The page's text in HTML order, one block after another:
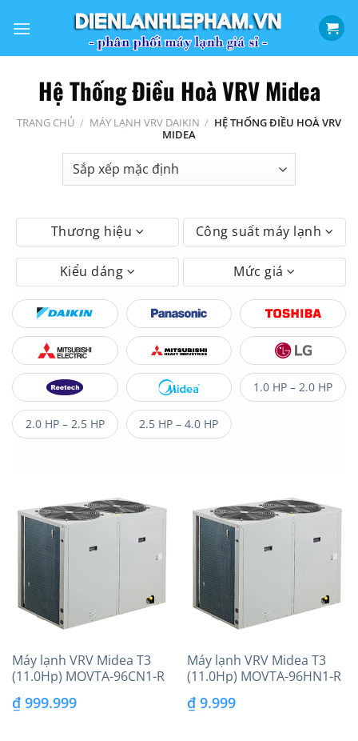
qua
Hệ Thống Điều Hoà VRV Midea
TRANG CHỦ / MÁY LẠNH VRV DAIKIN / HỆ THỐNG ĐIỀU HOÀ VRV
MIDEA
Thương hiệu Công suất máy lạnh
Kiểu dáng Mức giá
1.0 HP – 2.0 HP
2.0 HP – 2.5 HP 2.5 HP – 4.0 HP
Máy lạnh VRV Midea T3
(11.0Hp) MOVTA-96CN1-R
₫999.999
Máy lạnh VRV Midea T3
(11.0Hp) MOVTA-96HN1-R
₫9.999